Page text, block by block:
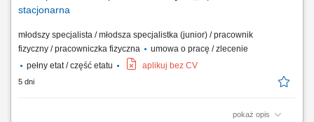
stacjonarna
młodszy specjalista / młodsza specjalistka (junior) / pracownik
fizyczny / pracowniczka fizyczna
umowa o pracę / zlecenie
pełny etat / część etatu
aplikuj bez CV
5 dni
pokaż opis